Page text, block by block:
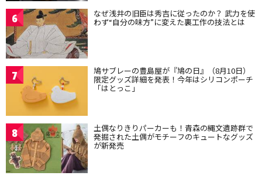
6 なぜ浅井の旧臣は秀吉に従ったのか？ 武力を使
わず“自分の味方”に変えた裏工作の技法とは
7 鳩サブレーの豊島屋が『鳩の日』（8月10日）
限定グッズ詳細を発表！今年はシリコンポーチ
「はとっこ」
8 土偶なりきりパーカーも！青森の縄文遺跡群で
発掘された土偶がモチーフのキュートなグッズ
が新発売